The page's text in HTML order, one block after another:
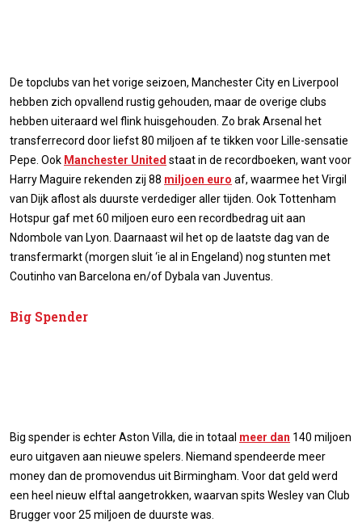
De topclubs van het vorige seizoen, Manchester City en Liverpool
hebben zich opvallend rustig gehouden, maar de overige clubs
hebben uiteraard wel flink huisgehouden. Zo brak Arsenal het
transferrecord door liefst 80 miljoen af te tikken voor Lille-sensatie
Pepe. Ook Manchester United staat in de recordboeken, want voor
Harry Maguire rekenden zij 88 miljoen euro af, waarmee het Virgil
van Dijk aflost als duurste verdediger aller tijden. Ook Tottenham
Hotspur gaf met 60 miljoen euro een recordbedrag uit aan
Ndombole van Lyon. Daarnaast wil het op de laatste dag van de
transfermarkt (morgen sluit ‘ie al in Engeland) nog stunten met
Coutinho van Barcelona en/of Dybala van Juventus.
Big Spender
Big spender is echter Aston Villa, die in totaal meer dan 140 miljoen
euro uitgaven aan nieuwe spelers. Niemand spendeerde meer
money dan de promovendus uit Birmingham. Voor dat geld werd
een heel nieuw elftal aangetrokken, waarvan spits Wesley van Club
Brugger voor 25 miljoen de duurste was.